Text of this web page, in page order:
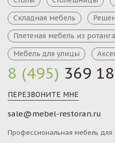
8 (495) 369
ПЕРЕЗВОНИТЕ МНЕ
sale@mebel-restoran.ru
Профессиональная мебель для
Складная мебель
Плетеная мебель из ротанга
Мебель для улицы